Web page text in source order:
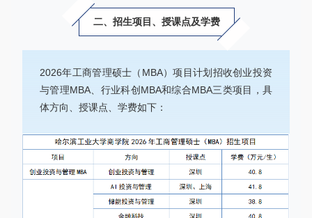
二、招生项目、授课点及学费
2026年工商管理硕士（MBA）项目计划招收创业投资
与管理MBA、行业科创MBA和综合MBA三类项目，具
体方向、授课点、学费如下：